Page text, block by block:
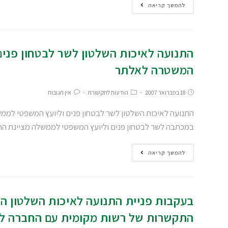
להמשך קריאה
התנועה לאיכות השלטון לשר לבטחון
המשטרה לאלתר
18 בפברואר 2007 הודעות לתקשורת אין תגובות
התנועה לאיכות השלטון לשר לבטחון פנים וליועץ המשפטי
במכתבה לשר לבטחון פנים וליועץ המשפטי לממשלה מציינת
להמשך קריאה
בעקבות פניית התנועה לאיכות השלטון
התקשרות של רשות מקומית עם החברה